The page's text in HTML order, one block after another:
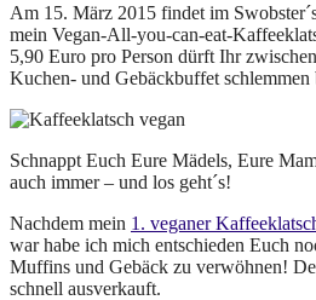
Am 15. März 2015 findet im
mein Vegan-All-you-can-eat-
5,90 Euro pro Person dürft Ihr
Kuchen- und Gebäckbuffet
Schnappt Euch Eure Mädels, Eure
auch immer – und los geht´s!
Nachdem mein 1. veganer
war habe ich mich entschieden Euch
Muffins und Gebäck zu verwöhnen!
schnell ausverkauft.